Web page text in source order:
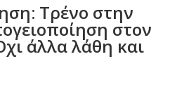
Τρένο στην
στον
άλλα λάθη και